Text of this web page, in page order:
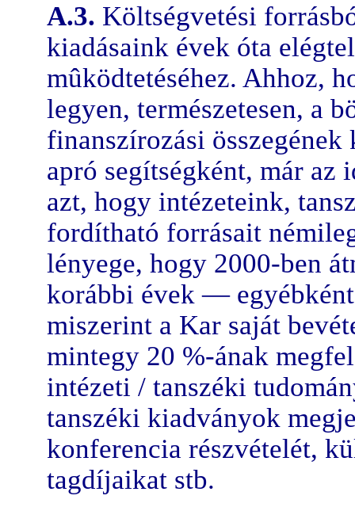
A.3. Költségvetési
kiadásaink évek óta
mûködtetéséhez. Ahhoz,
legyen, természetesen, a
finanszírozási
apró segítségként, már az
azt, hogy intézeteink,
fordítható forrásait
lényege, hogy 2000-ben
korábbi évek —
miszerint a Kar saját
mintegy 20 %-ának
intézeti / tanszéki
tanszéki kiadványok
konferencia részvételét,
tagdíjaikat stb.